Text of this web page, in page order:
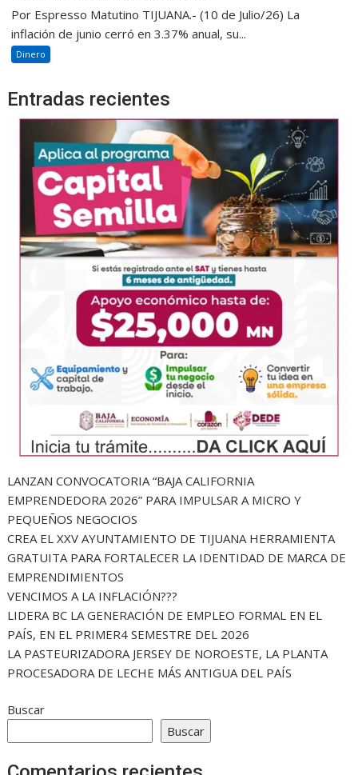
Por Espresso Matutino TIJUANA.- (10 de Julio/26) La
inflación de junio cerró en 3.37% anual, su...
Dinero
Entradas recientes
LANZAN CONVOCATORIA “BAJA CALIFORNIA
EMPRENDEDORA 2026” PARA IMPULSAR A MICRO Y
PEQUEÑOS NEGOCIOS
CREA EL XXV AYUNTAMIENTO DE TIJUANA HERRAMIENTA
GRATUITA PARA FORTALECER LA IDENTIDAD DE MARCA DE
EMPRENDIMIENTOS
VENCIMOS A LA INFLACIÓN???
LIDERA BC LA GENERACIÓN DE EMPLEO FORMAL EN EL
PAÍS, EN EL PRIMER4 SEMESTRE DEL 2026
LA PASTEURIZADORA JERSEY DE NOROESTE, LA PLANTA
PROCESADORA DE LECHE MÁS ANTIGUA DEL PAÍS
Buscar
Buscar